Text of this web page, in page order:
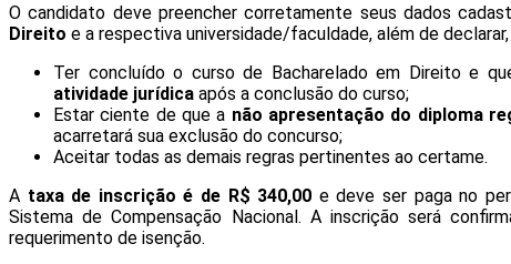
O candidato deve preencher corretamente seus dados
Direito e a respectiva universidade/faculdade, além de
Ter concluído o curso de Bacharelado em Direito e
atividade jurídica após a conclusão do curso;
Estar ciente de que a não apresentação do diploma
acarretará sua exclusão do concurso;
Aceitar todas as demais regras pertinentes ao certame.
A taxa de inscrição é de R$ 340,00 e deve ser paga no
Sistema de Compensação Nacional. A inscrição será
requerimento de isenção.